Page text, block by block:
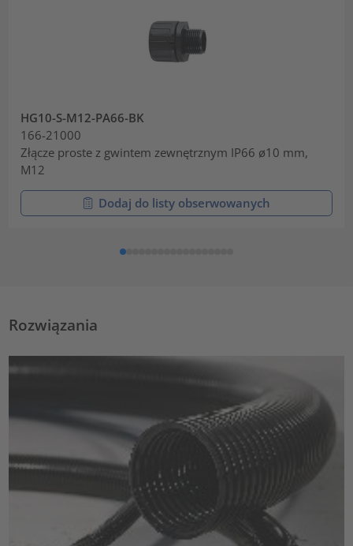
HG10-S-M12-PA66-BK
166-21000
Złącze proste z gwintem zewnętrznym IP66 ø10 mm,
M12
Dodaj do listy obserwowanych
Rozwiązania